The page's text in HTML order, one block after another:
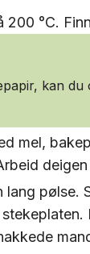
200 °C.
kan
mel,
lang